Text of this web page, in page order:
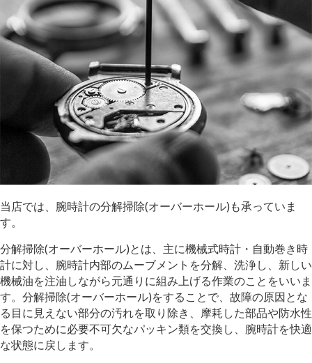
当店では、腕時計の分解掃除(オーバーホール)も承っていま
す。
分解掃除(オーバーホール)とは、主に機械式時計・自動巻き時
計に対し、腕時計内部のムーブメントを分解、洗浄し、新しい
機械油を注油しながら元通りに組み上げる作業のことをいいま
す。分解掃除(オーバーホール)をすることで、故障の原因とな
る目に見えない部分の汚れを取り除き、摩耗した部品や防水性
を保つために必要不可欠なパッキン類を交換し、腕時計を快適
な状態に戻します。